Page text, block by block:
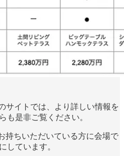
サイトでは、より詳しい情報を
も是非ご覧ください。
持ちいただいている方に会場で
しています。